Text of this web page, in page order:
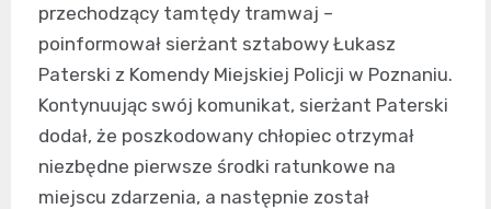
przechodzący tamtędy tramwaj –
poinformował sierżant sztabowy Łukasz
Paterski z Komendy Miejskiej Policji w Poznaniu.
Kontynuując swój komunikat, sierżant Paterski
dodał, że poszkodowany chłopiec otrzymał
niezbędne pierwsze środki ratunkowe na
miejscu zdarzenia, a następnie został